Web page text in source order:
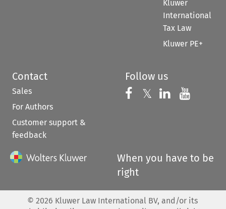
Kluwer
International
Tax Law
Kluwer PE+
Contact
Sales
For Authors
Customer support &
feedback
Follow us
Follow us on
𝕏 Follow us on
Follow us
When you have to be
right
© 2026 Kluwer Law International BV, and/or its